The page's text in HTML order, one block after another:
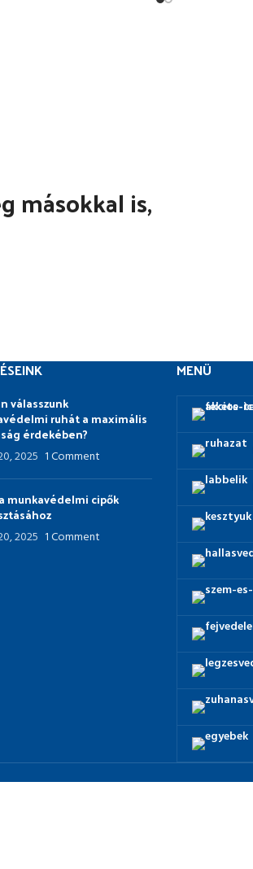
másokkal is,
válasszunk
ruhát a maximális
érdekében?
2025 1 Comment
munkavédelmi cipők
2025 1 Comment
MENÜ